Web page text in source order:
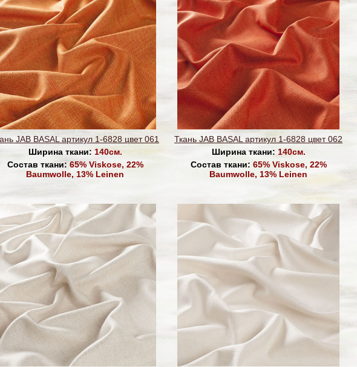
JAB BASAL артикул 1-6828 цвет 061
Ширина ткани: 140см.
Состав ткани: 65% Viskose, 22%
Baumwolle, 13% Leinen
Ткань JAB BASAL артикул 1-6828 цвет 062
Ширина ткани: 140см.
Состав ткани: 65% Viskose, 22%
Baumwolle, 13% Leinen